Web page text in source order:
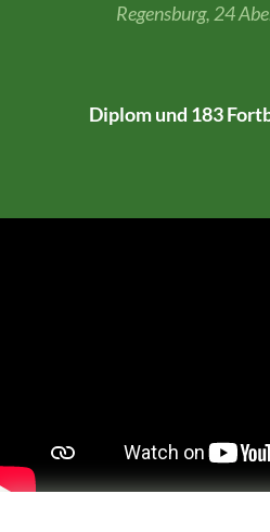
Regens­burg, 24
Diplom und 183